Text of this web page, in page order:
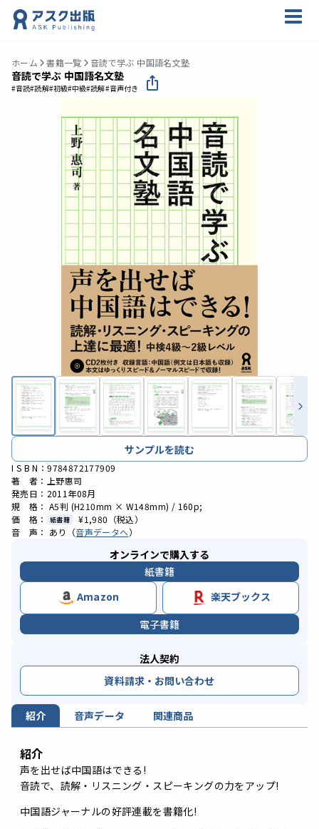
ホーム 書籍一覧 音読で学ぶ 中国語名文塾
音読で学ぶ 中国語名文塾
#音読#読解#初級#中級#読解#音声付き
サンプルを読む
I S B N：9784872177909
著 者：上野惠司
発売日：2011年08月
規 格： A5判 (H210mm × W148mm) / 160p;
価 格：
紙書籍 ¥1,980 （税込）
音 声： あり（音声データへ）
オンラインで購入する
紙書籍
Amazon
楽天ブックス
電子書籍
法人契約
資料請求・お問い合わせ
紹介 音声データ 関連商品
紹介
声を出せば中国語はできる!
音読で、読解・リスニング・スピーキングの力をアップ!
中国語ジャーナルの好評連載を書籍化!